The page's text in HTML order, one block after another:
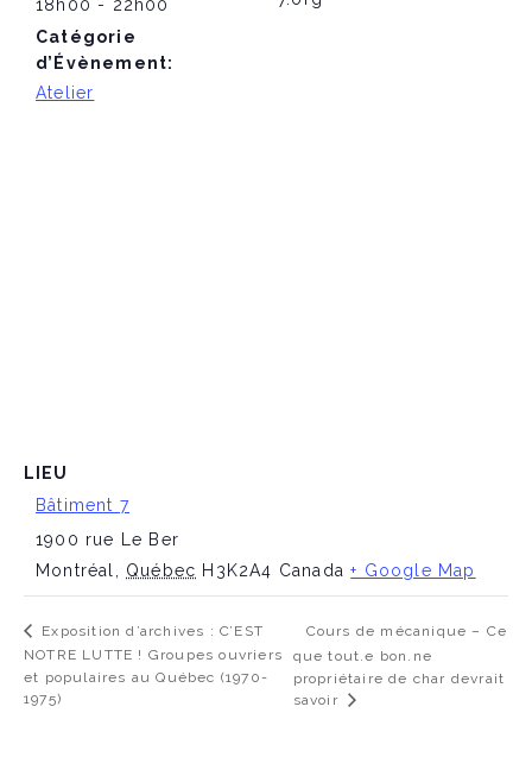
18h00 - 22h00
Catégorie
d’Évènement:
Atelier
LIEU
Bâtiment 7
1900 rue Le Ber
Montréal
Québec H3K2A4 Canada + Google Map
Exposition d’archives : C’EST
NOTRE LUTTE ! Groupes ouvriers
et populaires au Québec (1970-
1975)
Cours de mécanique – Ce
que tout.e bon.ne
propriétaire de char devrait
savoir